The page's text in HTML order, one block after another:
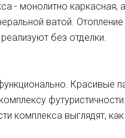
- монолитно
ватой.
без отделки.
Красивые
комплекса выглядят, как